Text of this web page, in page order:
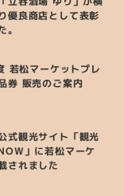
優良商店として表彰
。
若松マーケットプレ
券 販売のご案内
式観光サイト「観光
」に若松マーケ
されました